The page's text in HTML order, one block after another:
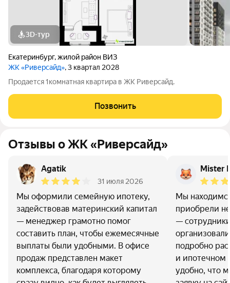
3D-тур
Екатеринбург,жилой район ВИЗ
ЖК «Риверсайд», 3 квартал 2028
Продается 1комнатная квартира в ЖК Риверсайд.
Позвонить
Отзывы о ЖК «Риверсайд»
Agatik
31 июля 2026
Мы оформили семейную ипотеку,
задействовав материнский капитал
— менеджер грамотно помог
составить план, чтобы ежемесячные
выплаты были удобными. В офисе
продаж представлен макет
комплекса, благодаря которому
Mister
Мы
приобрели
—
подробно
и ипотечном
удобно, что